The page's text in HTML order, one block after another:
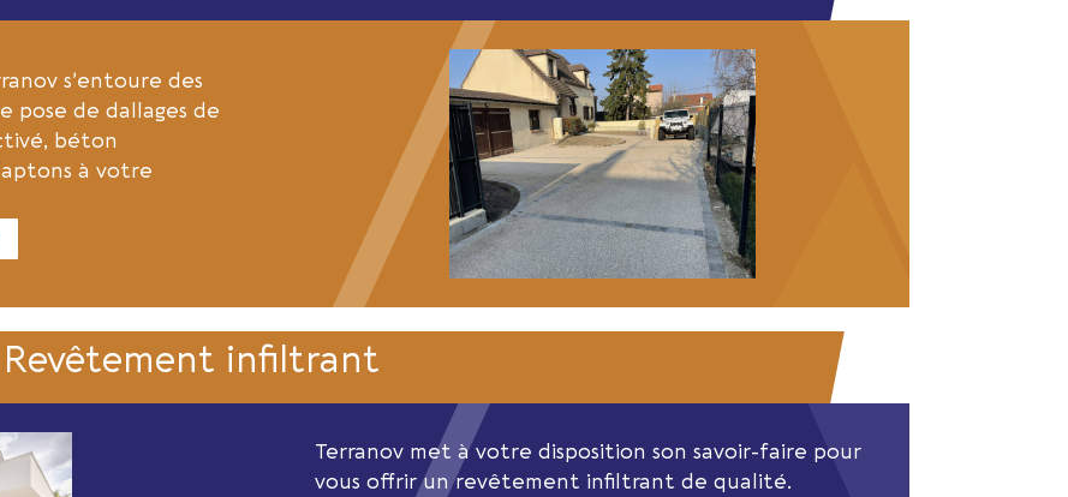
s’entoure des
pose de dallages de
béton
à votre
Revêtement infiltrant
Terranov met à votre disposition son savoir-faire pour
vous offrir un revêtement infiltrant de qualité.